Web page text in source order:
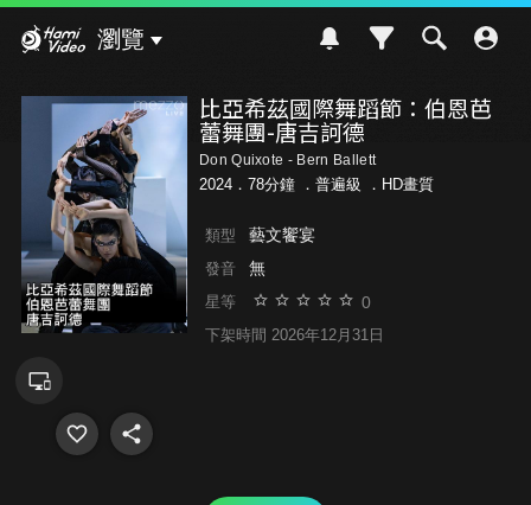
瀏覽
比亞希茲國際舞蹈節：伯恩芭
蕾舞團-唐吉訶德
Don Quixote - Bern Ballett
2024．78分鐘 ． 普遍級 ．HD畫質
類型 藝文饗宴
發音 無
星等 0
下架時間 2026年12月31日